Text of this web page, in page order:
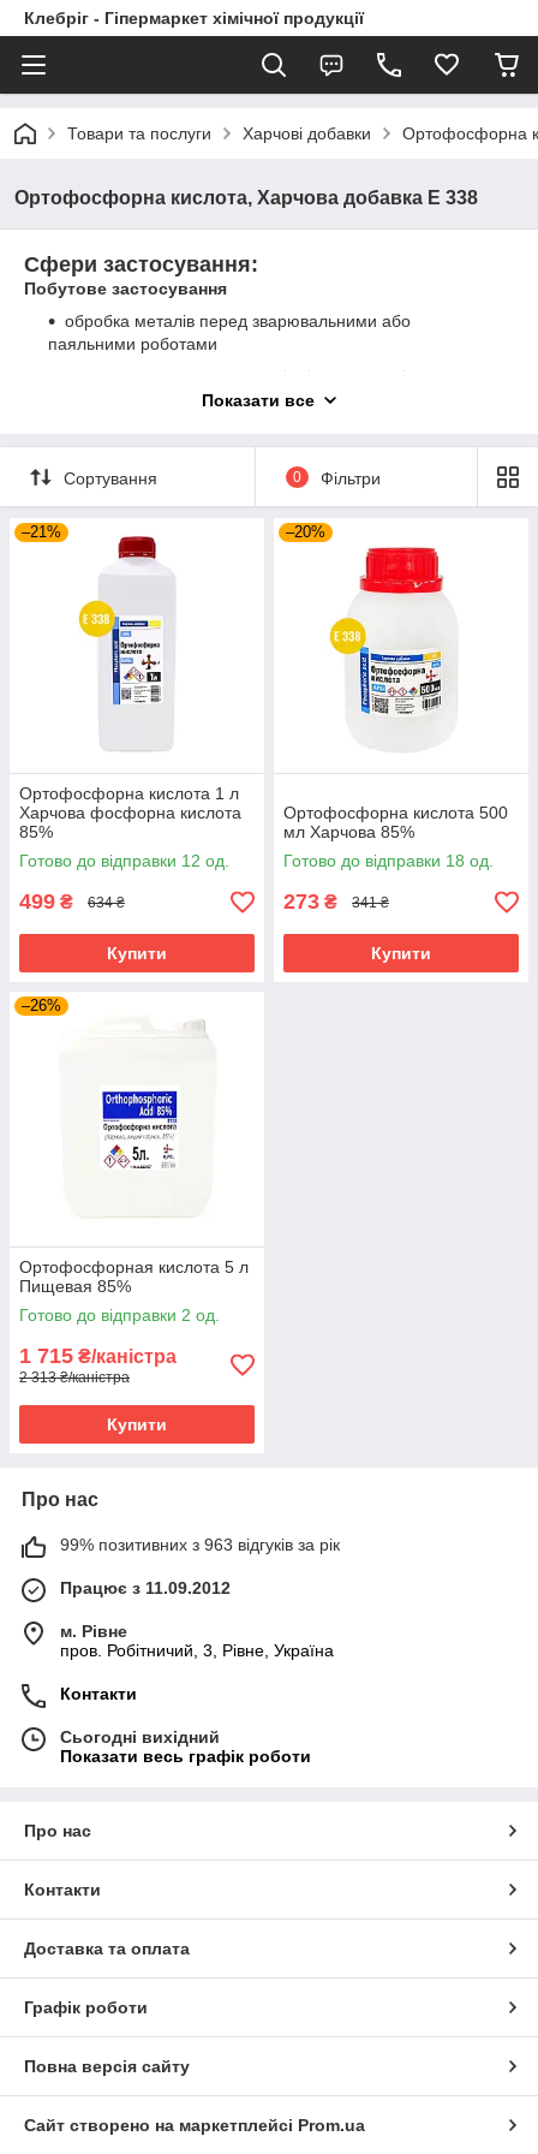
Клебріг - Гіпермаркет хімічної продукції
Товари та послуги Харчові добавки Ортофосфорна
Ортофосфорна кислота, Харчова добавка Е 338
Сфери застосування:
Побутове застосування
обробка металів перед зварювальними або
паяльними роботами
справляется з видаленням іржі на сантехнічному
обладнанні, автомобілях
очищає до блиску поверхні, уражені водним
каменем, відбілює потемнілі ділянки, ефективно
позбавляє від забруднень
Сільське господарство
позитивно діє на грунт, сприяючи його
структуруванню, розвитку ґрунтових бактерій та
придушенню деяких шкідливих органічних речовин
впливає на зав'язування квіток і плодів, дозволяє
рослинам пережити посуху, а також робить більш
морозостійкими, що дуже важливо за нестабільних
погодних умов
використовують для підкислення ґрунту
проблеми з сечовою системою свиней, великої
рогатої худоби, кроликів та інших домашніх тварин
можна вирішити за допомогою цієї речовини
задіяна у виробництві желатину
використовується в безалкогольних напоях, джемах і
желе в якості агента, контролюючого кислотність, для
підтримки чистоти, поліпшення смаку і посилення
консервуючого ефекту
слугує для підкислення харчових продуктів і напоїв,
таких як різні види коли, а також сирів і деяких ковбас,
забезпечує їх гострий або кислуватий смак
Стоматологія
використовується переважно для різних видів
травлення, а також для обробки фісур безпосередньо
перед пакуванням
застосовується для полегшення склеювання
матеріалів з емаллю
Показати все
Сортування 0 Фільтри
–21%
Ортофосфорна кислота 1 л
Харчова фосфорна кислота
85%
Готово до відправки 12 од.
499 ₴ 634 ₴
Купити
–20%
Ортофосфорна кислота 500
мл Харчова 85%
Готово до відправки 18 од.
273 ₴ 341 ₴
Купити
–26%
Ортофосфорная кислота 5 л
Пищевая 85%
Готово до відправки 2 од.
1 715 ₴/каністра
2 313 ₴/каністра
Купити
Про нас
99% позитивних з 963 відгуків за рік
Працює з 11.09.2012
м. Рівне
пров. Робітничий, 3, Рівне, Україна
Контакти
Сьогодні вихідний
Показати весь графік роботи
Про нас
Контакти
Доставка та оплата
Графік роботи
Повна версія сайту
Сайт створено на маркетплейсі Prom.ua